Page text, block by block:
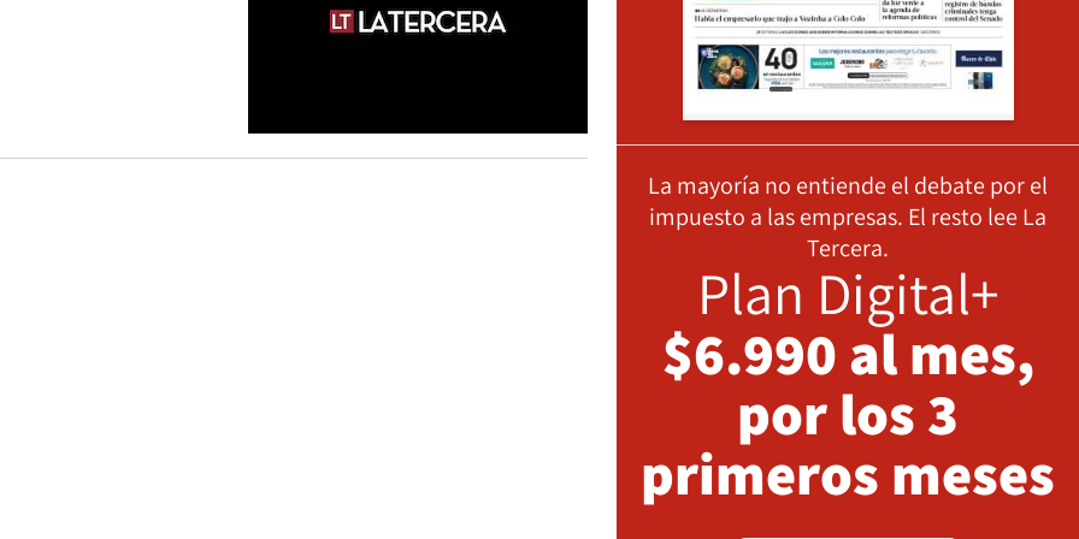
La mayoría no entiende el debate por el
impuesto a las empresas. El resto lee La
Tercera.
Plan Digital+
$6.990 al mes,
por los 3
primeros meses